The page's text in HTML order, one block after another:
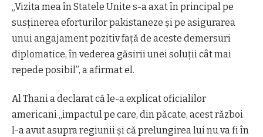
„Vizita mea în Statele Unite s-a axat în principal pe
susținerea eforturilor pakistaneze și pe asigurarea
unui angajament pozitiv față de aceste demersuri
diplomatice, în vederea găsirii unei soluții cât mai
repede posibil”, a afirmat el.
Al Thani a declarat că le-a explicat oficialilor
americani „impactul pe care, din păcate, acest război
l-a avut asupra regiunii și că prelungirea lui nu va fi în